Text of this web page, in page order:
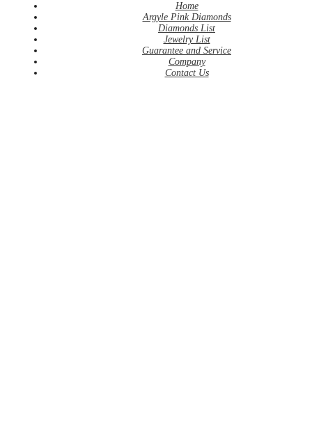
Home
Argyle Pink Diamonds
Diamonds List
Jewelry List
Guarantee and Service
Company
Contact Us